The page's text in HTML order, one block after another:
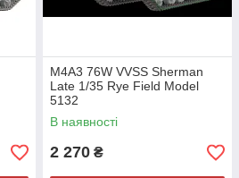
M4A3 76W VVSS Sherman
Late 1/35 Rye Field Model
5132
В наявності
2 270 ₴